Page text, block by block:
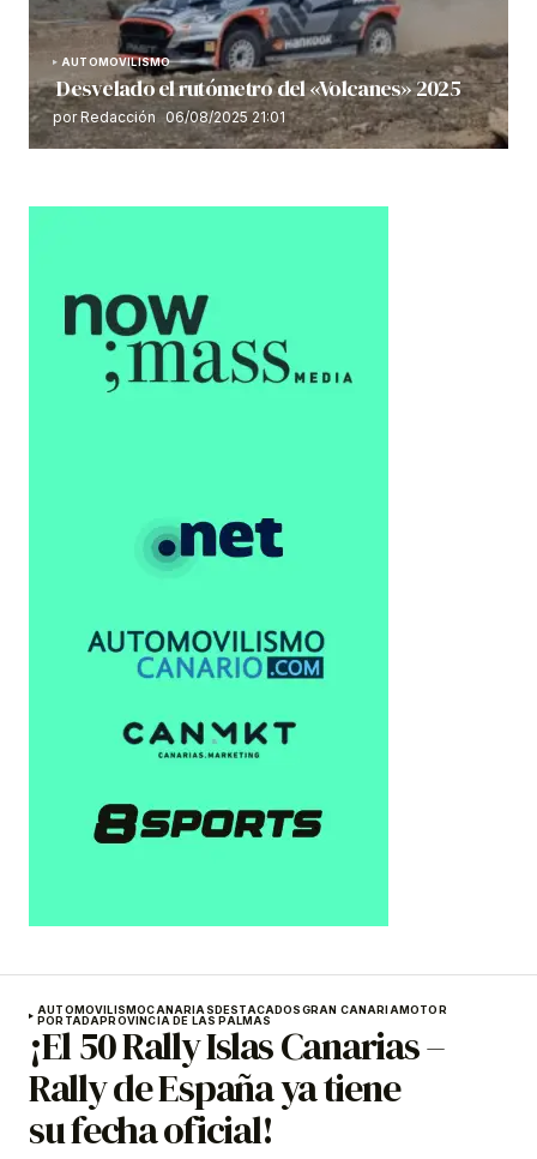
AUTOMOVILISMO
Desvelado el rutómetro del «Volcanes» 2025
por Redacción 06/08/2025 21:01
AUTOMOVILISMOCANARIAS DESTACADOSGRAN CANARIAMOTOR
PORTADAPROVINCIA DE LAS PALMAS
¡El 50 Rally Islas Canarias –
Rally de España ya tiene
su fecha oficial!